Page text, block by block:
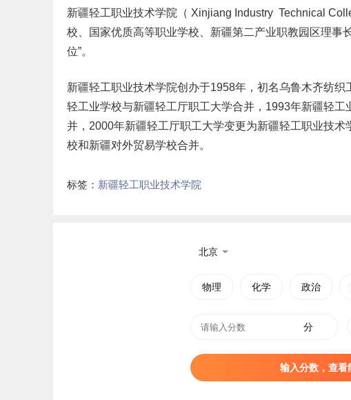
新疆轻工职业技术学院（ Xinjiang Industry Technical
校、国家优质高等职业学校、新疆第二产业职教园区理事
位”。
新疆轻工职业技术学院创办于1958年，初名乌鲁木齐纺
轻工业学校与新疆轻工厅职工大学合并，1993年新疆轻
并，2000年新疆轻工厅职工大学变更为新疆轻工职业技
校和新疆对外贸易学校合并。
标签： 新疆轻工职业技术学院
北京
物理 化学 政治
分
输入分数，查看